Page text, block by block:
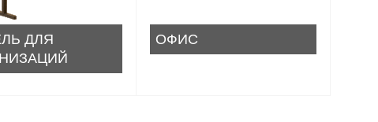
ДЛЯ
ОФИС